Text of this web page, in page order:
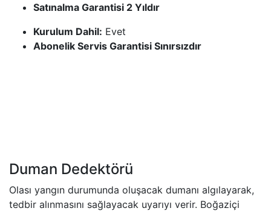
Satınalma Garantisi 2 Yıldır
Kurulum Dahil: Evet
Abonelik Servis Garantisi Sınırsızdır
Duman Dedektörü
Olası yangın durumunda oluşacak dumanı algılayarak,
tedbir alınmasını sağlayacak uyarıyı verir. Boğaziçi